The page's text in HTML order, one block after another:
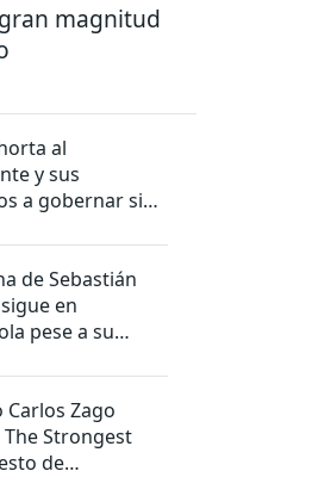
magnitud
al
y sus
a gobernar sin
de Sebastián
en
pese a su
Zago
The Strongest
de